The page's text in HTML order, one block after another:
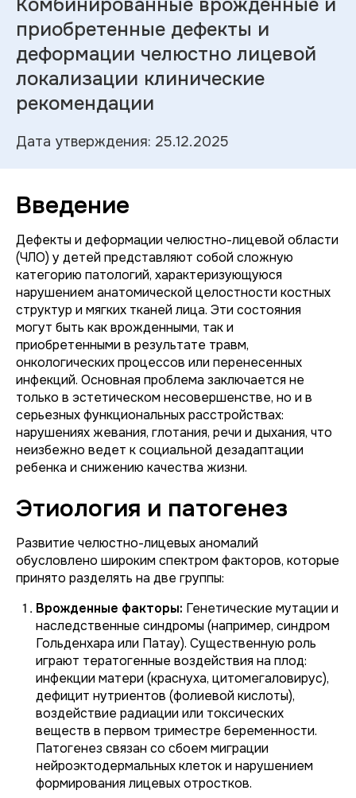
Комбинированные врожденные и
приобретенные дефекты и
деформации челюстно лицевой
локализации клинические
рекомендации
Дата утверждения: 25.12.2025
Введение
Дефекты и деформации челюстно-лицевой области
(ЧЛО) у детей представляют собой сложную
категорию патологий, характеризующуюся
нарушением анатомической целостности костных
структур и мягких тканей лица. Эти состояния
могут быть как врожденными, так и
приобретенными в результате травм,
онкологических процессов или перенесенных
инфекций. Основная проблема заключается не
только в эстетическом несовершенстве, но и в
серьезных функциональных расстройствах:
нарушениях жевания, глотания, речи и дыхания, что
неизбежно ведет к социальной дезадаптации
ребенка и снижению качества жизни.
Этиология и патогенез
Развитие челюстно-лицевых аномалий
обусловлено широким спектром факторов, которые
принято разделять на две группы:
Врожденные факторы: Генетические мутации и
наследственные синдромы (например, синдром
Гольденхара или Патау). Существенную роль
играют тератогенные воздействия на плод:
инфекции матери (краснуха, цитомегаловирус),
дефицит нутриентов (фолиевой кислоты),
воздействие радиации или токсических
веществ в первом триместре беременности.
Патогенез связан со сбоем миграции
нейроэктодермальных клеток и нарушением
формирования лицевых отростков.